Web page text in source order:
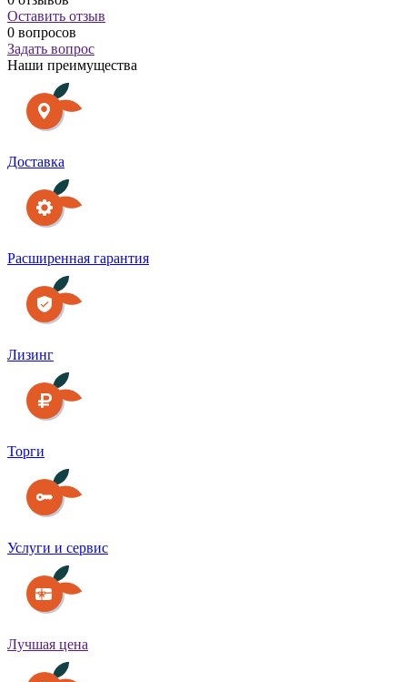
Оставить отзыв
0 вопросов
Задать вопрос
Наши преимущества
Доставка
Расширенная гарантия
Лизинг
Торги
Услуги и сервис
Лучшая цена